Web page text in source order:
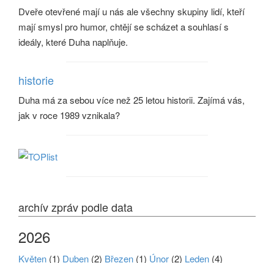
Dveře otevřené mají u nás ale všechny skupiny lidí, kteří
mají smysl pro humor, chtějí se scházet a souhlasí s
ideály, které Duha naplňuje.
historie
Duha má za sebou více než 25 letou historii. Zajímá vás,
jak v roce 1989 vznikala?
archív zpráv podle data
2026
Květen (1) Duben (2) Březen (1) Únor (2) Leden (4)